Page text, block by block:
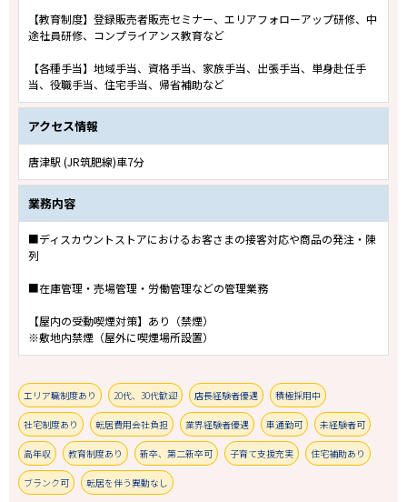
【教育制度】登録販売者販売セミナー、エリアフォローアップ研修、中
途社員研修、コンプライアンス教育など
【各種手当】地域手当、資格手当、家族手当、出張手当、単身赴任手
当、役職手当、住宅手当、帰省補助など
アクセス情報
唐津駅 (JR筑肥線)車7分
業務内容
■ディスカウントストアにおけるお客さまの接客対応や商品の発注・陳
列
■在庫管理・売場管理・労働管理などの管理業務
【屋内の受動喫煙対策】あり（禁煙）
※敷地内禁煙（屋外に喫煙場所設置）
エリア職制度あり 20代、30代歓迎 店長経験者優遇 積極採用中
社宅制度あり 転居費用会社負担 業界経験者優遇 車通勤可 未経験者可
高年収 教育制度あり 新卒、第二新卒可 子育て支援充実 住宅補助あり
ブランク可 転居を伴う異動なし